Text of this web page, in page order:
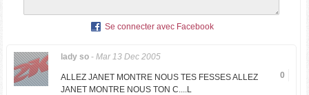
Se connecter avec Facebook
lady so- Mar 13 Dec 2005
0
ALLEZ JANET MONTRE NOUS TES FESSES ALLEZ
JANET MONTRE NOUS TON C....L